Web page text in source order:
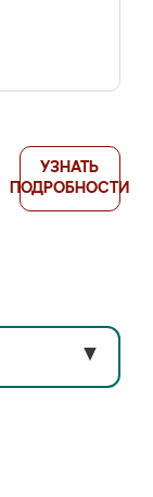
УЗНАТЬ
ПОДРОБНОСТИ
▼